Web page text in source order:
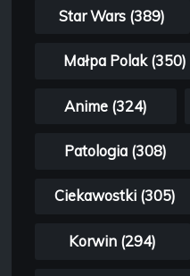
Star Wars (389)
Małpa Polak (350)
Anime (324)
Patologia (308)
Ciekawostki (305)
Korwin (294)